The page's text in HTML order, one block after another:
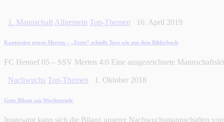
1. Mannschaft Allgemein Top-Themen 16. April 2019
Kantersieg gegen Merten – „Erste“ schießt Tore wie aus dem Bilderbuch
FC Hennef 05 – SSV Merten 4:0 Eine ausgezeichnete
Nachwuchs Top-Themen 1. Oktober 2018
Gute Bilanz am Wochenende
Insgesamt kann sich die Bilanz unserer Nachwuchsmannschaften